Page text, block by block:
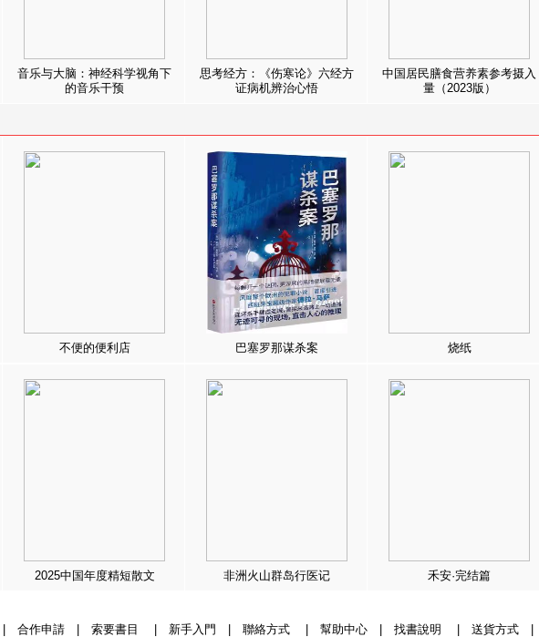
音乐与大脑：神经科学视角下
的音乐干预
思考经方：《伤寒论》六经方
证病机辨治心悟
中国居民膳食营养素参考摄入
量（2023版）
不便的便利店 巴塞罗那谋杀案 烧纸
2025中国年度精短散文 非洲火山群岛行医记 禾安·完结篇
合作申請| 索要書目 新手入門 聯絡方式| 幫助中心| 找書說明 送貨方式|